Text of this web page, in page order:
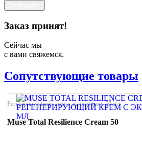
Заказ принят!
Сейчас мы
с вами свяжемся.
Сопутствующие товары
Регенерирующий крем с экзосомами, 50 мл
Muse Total Resilience Cream 50